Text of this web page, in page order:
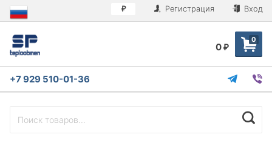
₽ Регистрация Вход
0
0 ₽
+7 929 510-01-36